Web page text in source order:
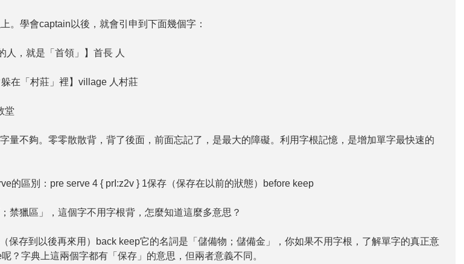
。學會captain以後，就會引申到下面幾個字：
人，就是「首領」】首長 人
在「村莊」裡】village 人村莊
堂
量不夠。零零散散背，背了後面，前面忘記了，是最大的障礙。利用字根記憶，是增加單字最快速的
的區別：pre serve 4 { prI:z2v } 1保存（保存在以前的狀態）before keep
禁獵區」，這個字不用字根背，怎麼知道這麼多意思？
保存到以後再來用）back keep它的名詞是「儲備物；儲備金」，你如果不用字根，了解單字的真正意
？字典上這兩個字都有「保存」的意思，但兩者意義不同。